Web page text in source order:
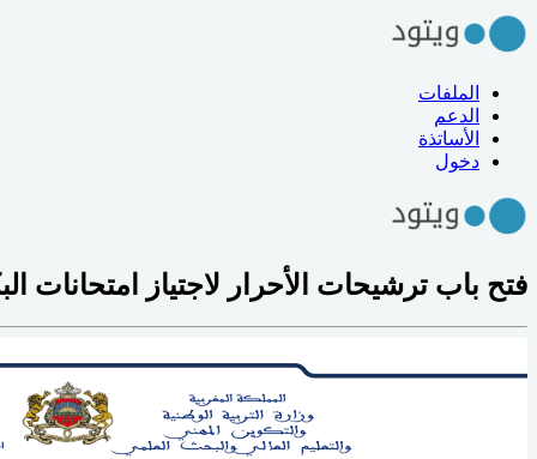
الملفات
الدعم
الأساتذة
دخول
فتح باب ترشيحات الأحرار لاجتياز امتحانات